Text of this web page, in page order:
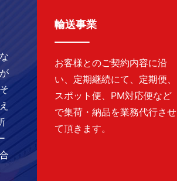
輸送事業
お客様とのご契約内容に沿
い、定期継続にて、定期便、
スポット便、PM対応便など
で集荷・納品を業務代行させ
て頂きます。